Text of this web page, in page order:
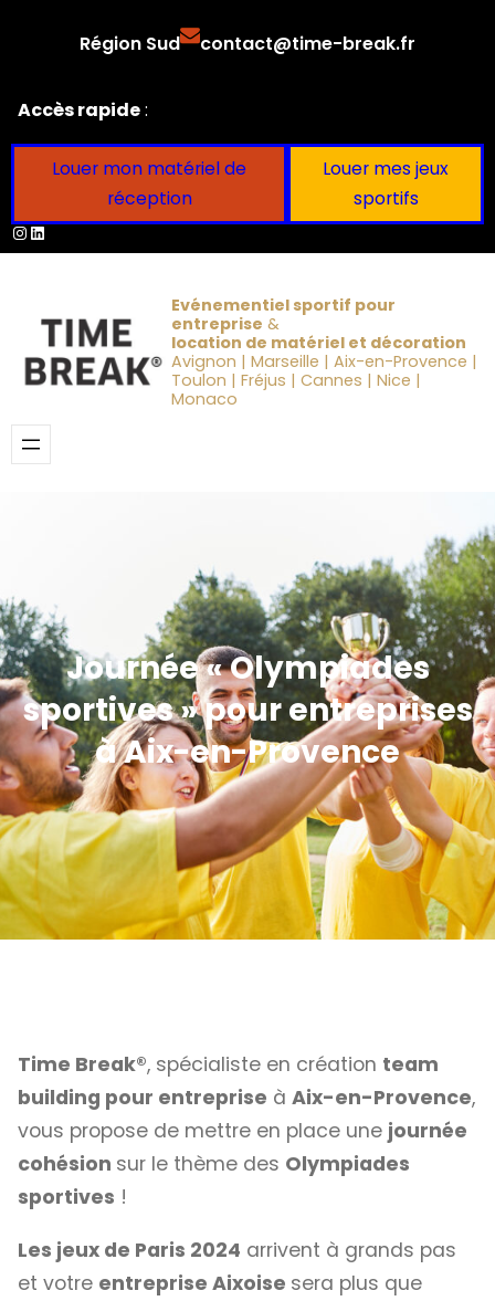
Région Sud contact@time-break.fr
Accès rapide:
Louer mon matériel de
réception
Louer mes jeux
sportifs
Instagram
LinkedIn
Evénementiel sportif pour
entreprise &
location de matériel et décoration
Avignon | Marseille | Aix-en-Provence |
Toulon | Fréjus | Cannes | Nice |
Monaco
Journée « Olympiades
sportives » pour entreprises
à Aix-en-Provence
Time Break®, spécialiste en création team
building pour entreprise à Aix-en-Provence,
vous propose de mettre en place une journée
cohésion sur le thème des Olympiades
sportives !
Les jeux de Paris 2024 arrivent à grands pas
et votre entreprise Aixoise sera plus que